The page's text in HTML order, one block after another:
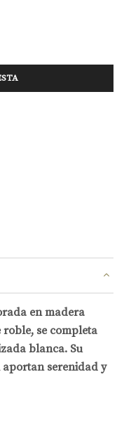
en madera
se completa
blanca. Su
serenidad y